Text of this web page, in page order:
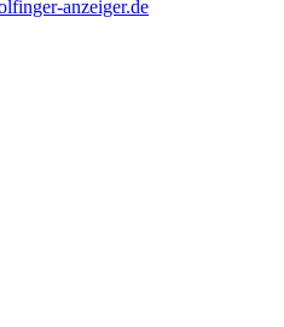
anzeiger.de